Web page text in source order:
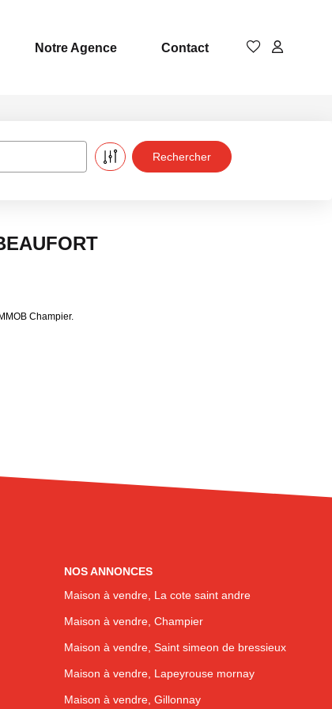
Notre Agence Contact
Champier.
NOS ANNONCES
Maison à vendre, La cote saint andre
Maison à vendre, Champier
Maison à vendre, Saint simeon de bressieux
Maison à vendre, Lapeyrouse mornay
Maison à vendre, Gillonnay